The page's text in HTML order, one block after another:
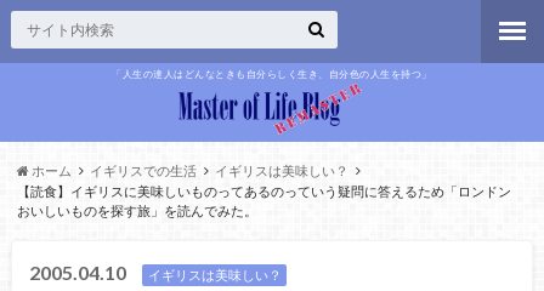
「人生の達人はどんなときも自分らしく生き、自分色の人生を持つ」
ホーム イギリスでの生活
イギリスは美味しい？
【読食】イギリスに美味しいものってあるのっていう疑問に答えるため「ロンドン
おいしいものを探す旅」を読んでみた。
2005.04.10 イギリスは美味しい？